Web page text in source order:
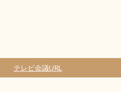
テレビ会議URL